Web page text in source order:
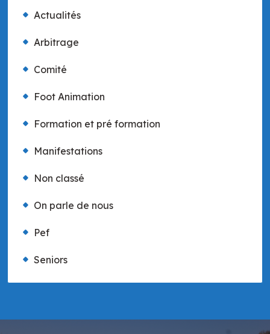
Actualités
Arbitrage
Comité
Foot Animation
Formation et pré formation
Manifestations
Non classé
On parle de nous
Pef
Seniors